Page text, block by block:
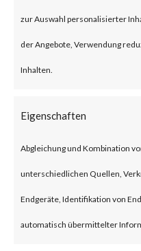
zur Auswahl personalisierter
der Angebote, Verwendung
Inhalten.
Eigenschaften
Abgleichung und Kombination
unterschiedlichen Quellen,
Endgeräte, Identifikation von
automatisch übermittelter
score of 8.8
Why is this
attackers
started to
1389 in real
Furthermore,
(PoC) code is